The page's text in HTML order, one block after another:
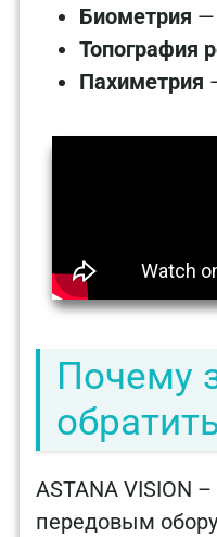
Биометрия —
Топография
Пахиметрия
Почему
ASTANA VISION –
передовым